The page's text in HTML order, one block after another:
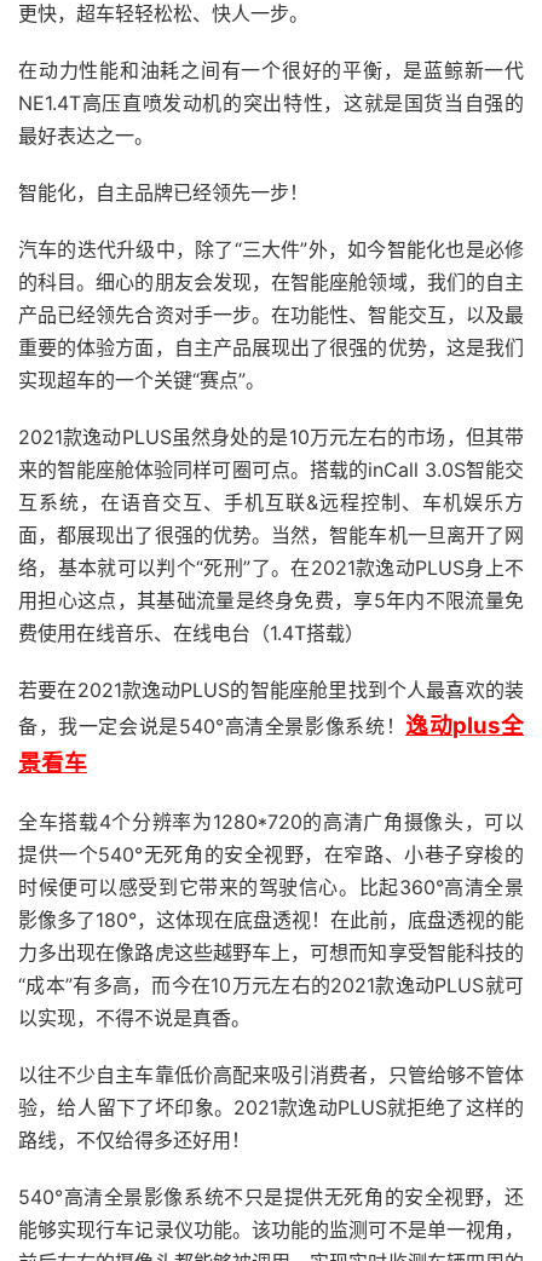
更快，超车轻轻松松、快人一步。
在动力性能和油耗之间有一个很好的平衡，是蓝鲸新一代
NE1.4T高压直喷发动机的突出特性，这就是国货当自强的
最好表达之一。
智能化，自主品牌已经领先一步！
汽车的迭代升级中，除了“三大件”外，如今智能化也是必修
的科目。细心的朋友会发现，在智能座舱领域，我们的自主
产品已经领先合资对手一步。在功能性、智能交互，以及最
重要的体验方面，自主产品展现出了很强的优势，这是我们
实现超车的一个关键“赛点”。
2021款逸动PLUS虽然身处的是10万元左右的市场，但其带
来的智能座舱体验同样可圈可点。搭载的inCall 3.0S智能交
互系统，在语音交互、手机互联&远程控制、车机娱乐方
面，都展现出了很强的优势。当然，智能车机一旦离开了网
络，基本就可以判个“死刑”了。在2021款逸动PLUS身上不
用担心这点，其基础流量是终身免费，享5年内不限流量免
费使用在线音乐、在线电台（1.4T搭载）
若要在2021款逸动PLUS的智能座舱里找到个人最喜欢的装
备，我一定会说是540°高清全景影像系统！逸动plus全
景看车
全车搭载4个分辨率为1280*720的高清广角摄像头，可以
提供一个540°无死角的安全视野，在窄路、小巷子穿梭的
时候便可以感受到它带来的驾驶信心。比起360°高清全景
影像多了180°，这体现在底盘透视！在此前，底盘透视的能
力多出现在像路虎这些越野车上，可想而知享受智能科技的
“成本”有多高，而今在10万元左右的2021款逸动PLUS就可
以实现，不得不说是真香。
以往不少自主车靠低价高配来吸引消费者，只管给够不管体
验，给人留下了坏印象。2021款逸动PLUS就拒绝了这样的
路线，不仅给得多还好用！
540°高清全景影像系统不只是提供无死角的安全视野，还
能够实现行车记录仪功能。该功能的监测可不是单一视角，